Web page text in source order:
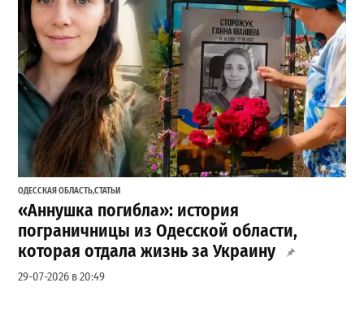
ОДЕССКАЯ ОБЛАСТЬ,СТАТЬИ
«Аннушка погибла»: история
пограничницы из Одесской области,
которая отдала жизнь за Украину
29-07-2026 в 20:49